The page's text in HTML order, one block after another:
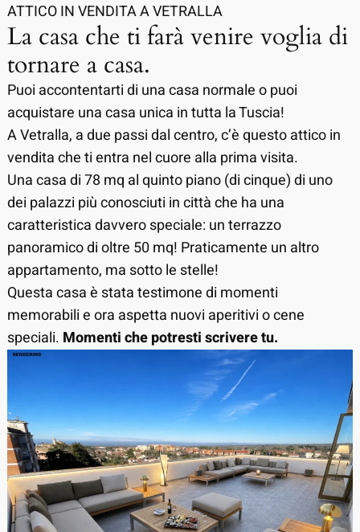
ATTICO IN VENDITA A VETRALLA
La casa che ti farà venire voglia di
tornare a casa.
Puoi accontentarti di una casa normale o puoi
acquistare una casa unica in tutta la Tuscia!
A Vetralla, a due passi dal centro, c’è questo attico in
vendita che ti entra nel cuore alla prima visita.
Una casa di 78 mq al quinto piano (di cinque) di uno
dei palazzi più conosciuti in città che ha una
caratteristica davvero speciale: un terrazzo
panoramico di oltre 50 mq! Praticamente un altro
appartamento, ma sotto le stelle!
Questa casa è stata testimone di momenti
memorabili e ora aspetta nuovi aperitivi o cene
speciali. Momenti che potresti scrivere tu.